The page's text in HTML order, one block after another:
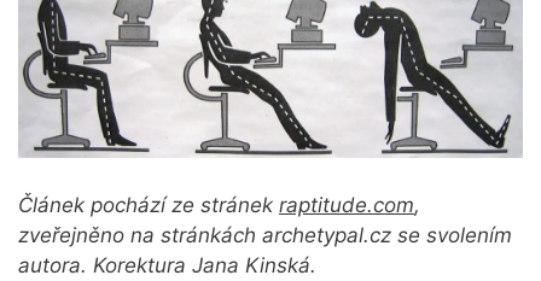
Článek pochází ze stránek raptitude.com,
zveřejněno na stránkách archetypal.cz se svolením
autora. Korektura Jana Kinská.